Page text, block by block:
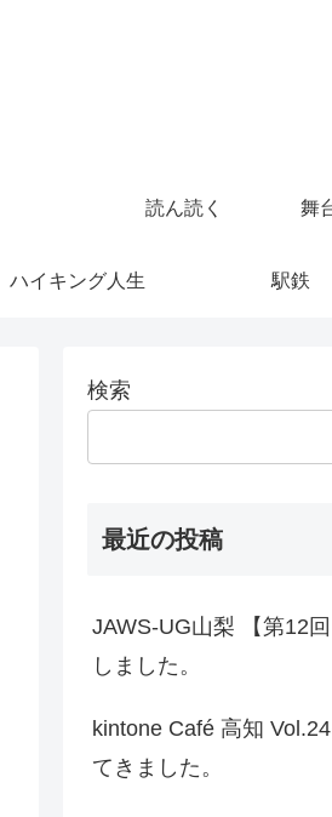
読ん読く 舞
ハイキング人生 駅鉄
検索
最近の投稿
JAWS-UG山梨 【第12
しました。
kintone Café 高知
てきました。